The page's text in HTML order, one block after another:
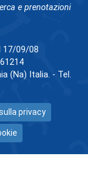
e prenotazioni
17/09/08
(Na) Italia. - Tel.
privacy